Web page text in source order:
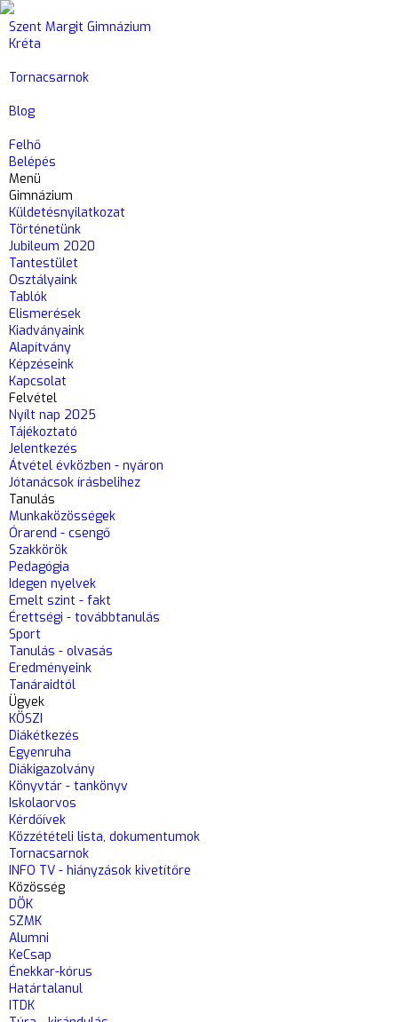
Szent Margit Gimnázium
Kréta
Tornacsarnok
Blog
Felhő
Belépés
Menü
Gimnázium
Küldetésnyilatkozat
Történetünk
Jubileum 2020
Tantestület
Osztályaink
Tablók
Elismerések
Kiadványaink
Alapítvány
Képzéseink
Kapcsolat
Felvétel
Nyílt nap 2025
Tájékoztató
Jelentkezés
Átvétel évközben - nyáron
Jótanácsok írásbelihez
Tanulás
Munkaközösségek
Órarend - csengő
Szakkörök
Pedagógia
Idegen nyelvek
Emelt szint - fakt
Érettségi - továbbtanulás
Sport
Tanulás - olvasás
Eredményeink
Tanáraidtól
Ügyek
KÖSZI
Diákétkezés
Egyenruha
Diákigazolvány
Könyvtár - tankönyv
Iskolaorvos
Kérdőívek
Közzétételi lista, dokumentumok
Tornacsarnok
INFO TV - hiányzások kivetítőre
Közösség
DÖK
SZMK
Alumni
KeCsap
Énekkar-kórus
Határtalanul
ITDK